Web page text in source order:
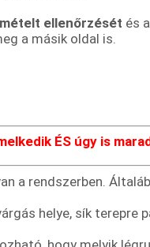
ellenőrzését és
a másik oldal is.
ÉS úgy is
a rendszerben.
helye, sík terepre